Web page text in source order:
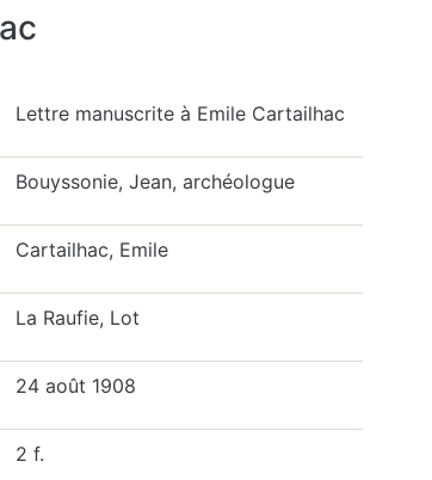
Lettre manuscrite à Emile Cartailhac
Bouyssonie, Jean, archéologue
Cartailhac, Emile
La Raufie, Lot
24 août 1908
2 f.